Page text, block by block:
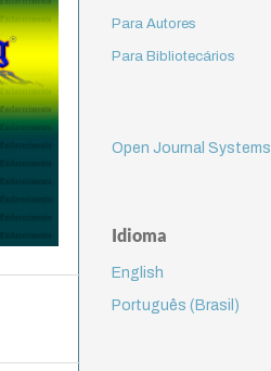
Para Autores
Para Bibliotecários
Open Journal Systems
Idioma
English
Português (Brasil)